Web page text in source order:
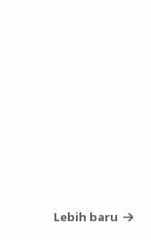
Lebih baru